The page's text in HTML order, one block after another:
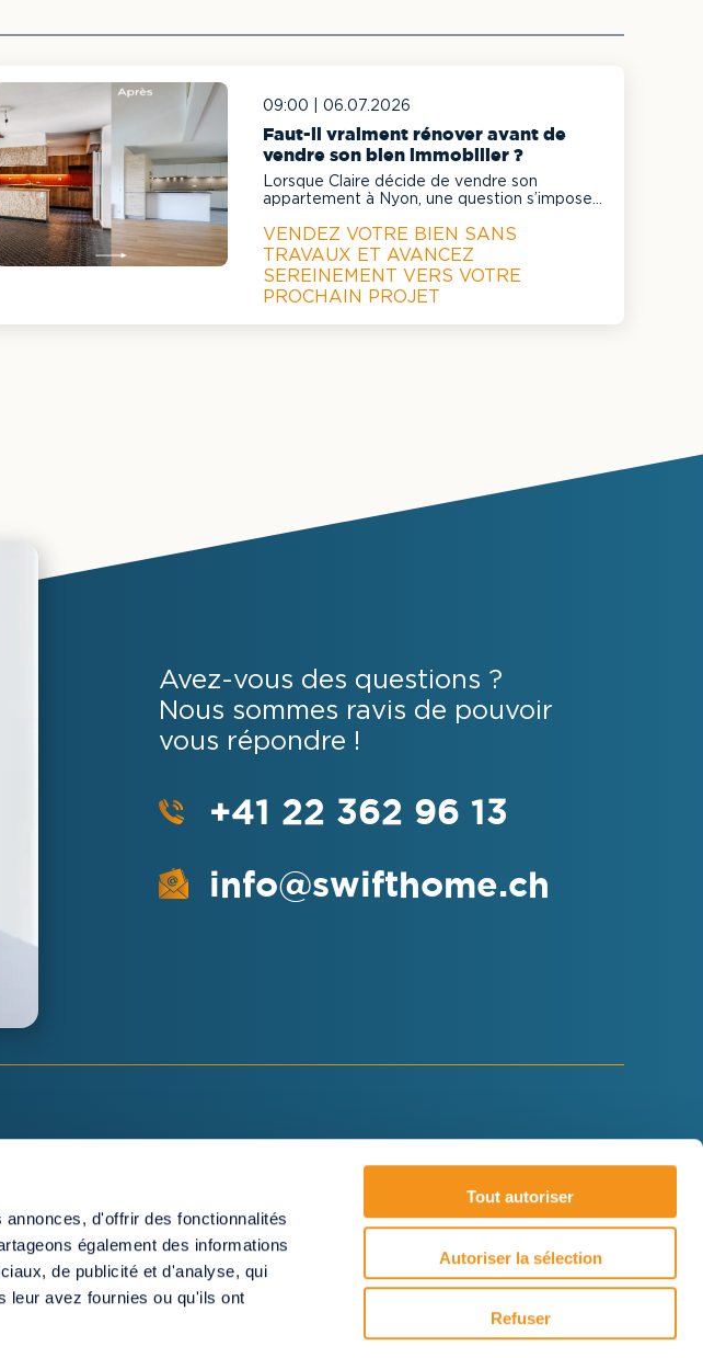
d'offrir des fonctionnalités
également des informations
de publicité et d'analyse, qui
leur avez fournies ou qu'ils ont
Tout autoriser
Autoriser la sélection
Refuser
09:00 | 06.07.2026
Faut-il vraiment rénover avant de
vendre son bien immobilier ?
Lorsque Claire décide de vendre son
appartement à Nyon, une question s’impose
pour maximiser le prix de vente ?
VENDEZ VOTRE BIEN SANS
TRAVAUX ET AVANCEZ
SEREINEMENT VERS VOTRE
PROCHAIN PROJET
Avez-vous des questions ?
Nous sommes ravis de pouvoir
vous répondre !
+41 22 362 96 13
info@swifthome.ch
Swifthome SA
1260 Nyon